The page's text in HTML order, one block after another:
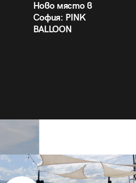
Ново място в
София: PINK
BALLOON